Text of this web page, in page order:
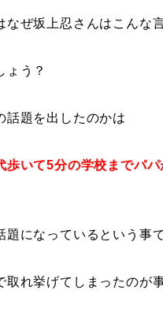
なぜ坂上忍さんはこんな
ょう？
話題を出したのかは
歩いて5分の学校までパ
題になっているという事
取れ挙げてしまったのが